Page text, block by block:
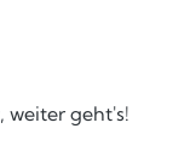
weiter geht's!